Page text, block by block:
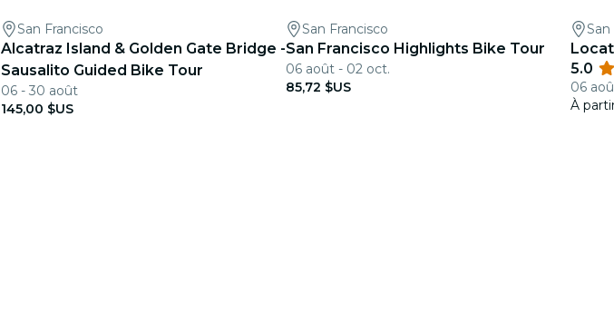
San Francisco
Alcatraz Island & Golden Gate Bridge -
Sausalito Guided Bike Tour
06 - 30 août
145,00 $US
San Francisco
San Francisco Highlights Bike Tour
06 août - 02 oct.
85,72 $US
San
5.0
06
À